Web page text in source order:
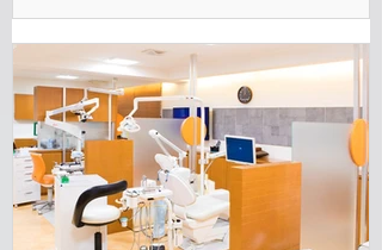
を削ってしまうと、二度と天然歯に戻す
ことはできません。歯科医院を「治療す
る場所」から「歯を守...